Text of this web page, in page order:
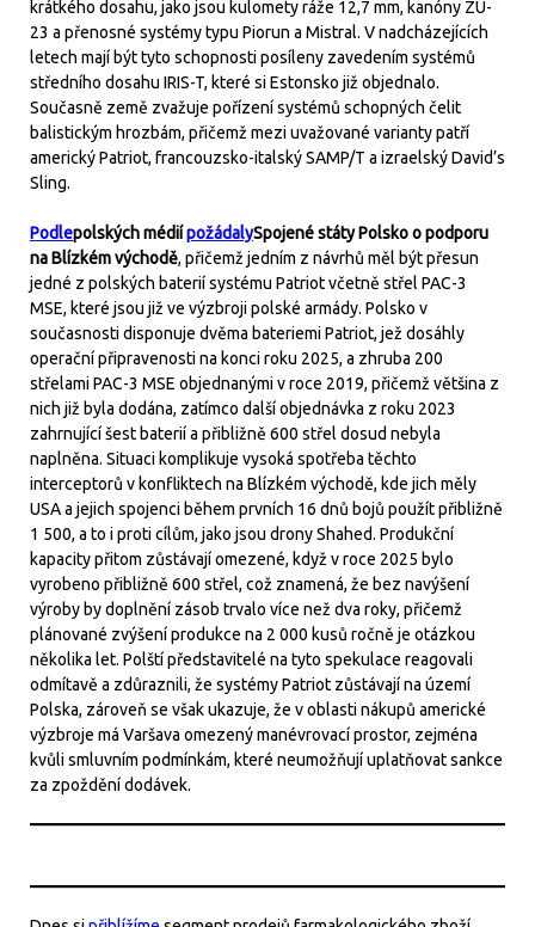
krátkého dosahu, jako jsou kulomety ráže 12,7 mm, kanóny ZU-
23 a přenosné systémy typu Piorun a Mistral. V nadcházejících
letech mají být tyto schopnosti posíleny zavedením systémů
středního dosahu IRIS-T, které si Estonsko již objednalo.
Současně země zvažuje pořízení systémů schopných čelit
balistickým hrozbám, přičemž mezi uvažované varianty patří
americký Patriot, francouzsko-italský SAMP/T a izraelský David’s
Sling.
Podlepolských médiípožádalySpojené státy Polsko o podporu
na Blízkém východě, přičemž jedním z návrhů měl být přesun
jedné z polských baterií systému Patriot včetně střel PAC-3
MSE, které jsou již ve výzbroji polské armády. Polsko v
současnosti disponuje dvěma bateriemi Patriot, jež dosáhly
operační připravenosti na konci roku 2025, a zhruba 200
střelami PAC-3 MSE objednanými v roce 2019, přičemž většina z
nich již byla dodána, zatímco další objednávka z roku 2023
zahrnující šest baterií a přibližně 600 střel dosud nebyla
naplněna. Situaci komplikuje vysoká spotřeba těchto
interceptorů v konfliktech na Blízkém východě, kde jich měly
USA a jejich spojenci během prvních 16 dnů bojů použít přibližně
1 500, a to i proti cílům, jako jsou drony Shahed. Produkční
kapacity přitom zůstávají omezené, když v roce 2025 bylo
vyrobeno přibližně 600 střel, což znamená, že bez navýšení
výroby by doplnění zásob trvalo více než dva roky, přičemž
plánované zvýšení produkce na 2 000 kusů ročně je otázkou
několika let. Polští představitelé na tyto spekulace reagovali
odmítavě a zdůraznili, že systémy Patriot zůstávají na území
Polska, zároveň se však ukazuje, že v oblasti nákupů americké
výzbroje má Varšava omezený manévrovací prostor, zejména
kvůli smluvním podmínkám, které neumožňují uplatňovat sankce
za zpoždění dodávek.